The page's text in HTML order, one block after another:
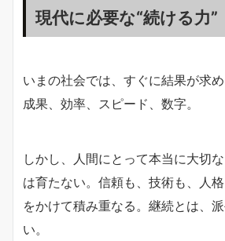
現代に必要な“続ける力”
いまの社会では、すぐに結果が求
成果、効率、スピード、数字。
しかし、人間にとって本当に大切
は育たない。信頼も、技術も、人
をかけて積み重なる。継続とは、
い。